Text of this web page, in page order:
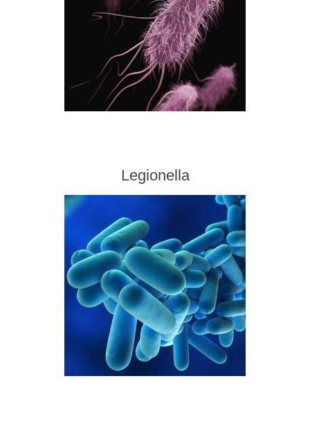
Legionella